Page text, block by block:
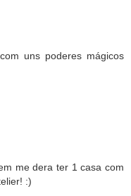
uns poderes mágicos
me dera ter 1 casa com
:)